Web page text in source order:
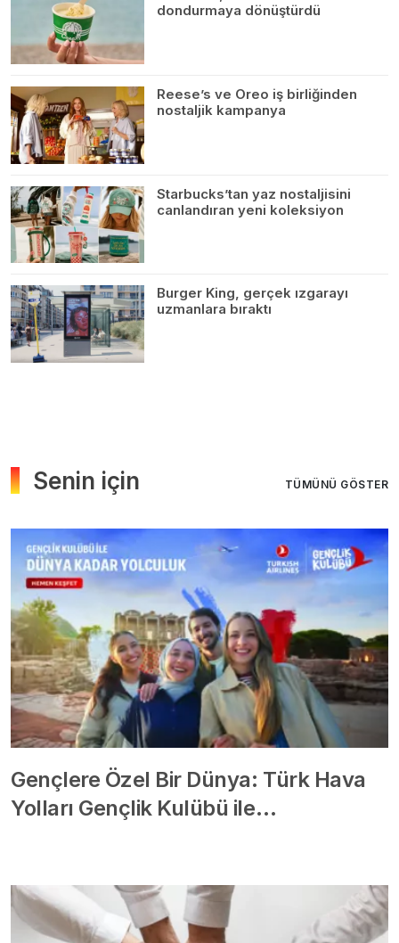
dondurmaya dönüştürdü
Reese’s ve Oreo iş birliğinden
nostaljik kampanya
Starbucks’tan yaz nostaljisini
canlandıran yeni koleksiyon
Burger King, gerçek ızgarayı
uzmanlara bıraktı
Senin için TÜMÜNÜ GÖSTER
Gençlere Özel Bir Dünya: Türk Hava
Yolları Gençlik Kulübü ile…